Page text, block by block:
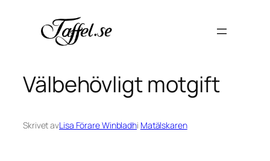
innehåll
Välbehövligt motgift
Skrivet avLisa Förare Winbladhi Matälskaren